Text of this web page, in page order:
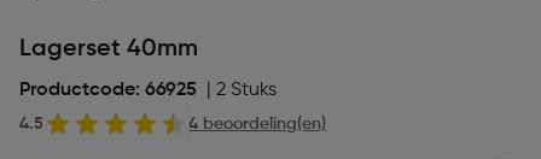
Lagerset 40mm
Productcode: 66925 | 2 Stuks
4.5 4 beoordeling(en)